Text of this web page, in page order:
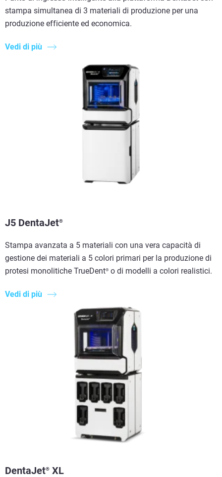
stampa simultanea di 3 materiali di produzione per una
produzione efficiente ed economica.
Vedi di più
J5 DentaJet®
Stampa avanzata a 5 materiali con una vera capacità di
gestione dei materiali a 5 colori primari per la produzione di
protesi monolitiche TrueDent® o di modelli a colori realistici.
Vedi di più
DentaJet® XL